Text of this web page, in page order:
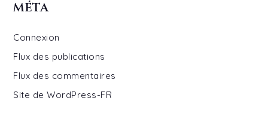
MÉTA
Connexion
Flux des publications
Flux des commentaires
Site de WordPress-FR